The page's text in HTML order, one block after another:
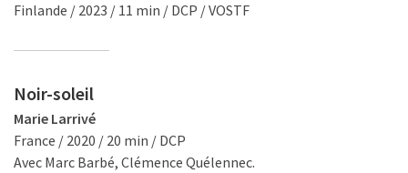
Finlande / 2023 / 11 min / DCP / VOSTF
Noir-soleil
Marie Larrivé
France / 2020 / 20 min / DCP
Avec Marc Barbé, Clémence Quélennec.